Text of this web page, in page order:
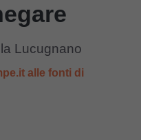
Lucugnano
alle fonti di